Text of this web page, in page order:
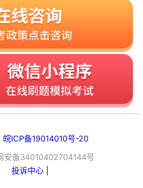
皖ICP备19014010号-20
安备34010402704144号
投诉中心|